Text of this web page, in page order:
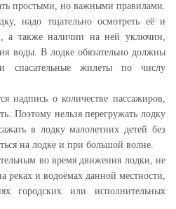
простыми, но важными правилами.
надо тщательно осмотреть её и
а также наличии на ней уключин,
воды. В лодке обязательно должны
спасательные жилеты по числу
надпись о количестве пассажиров,
Поэтому нельзя перегружать лодку
в лодку малолетних детей без
на лодке и при большой волне.
во время движения лодки, не
реках и водоёмах данной местности,
городских или исполнительных